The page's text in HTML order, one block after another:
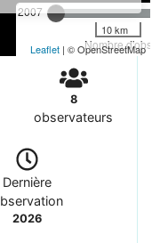
2007
Nombre
10 km
Leaflet | © OpenStreetMap
8
observateurs
Dernière
2026